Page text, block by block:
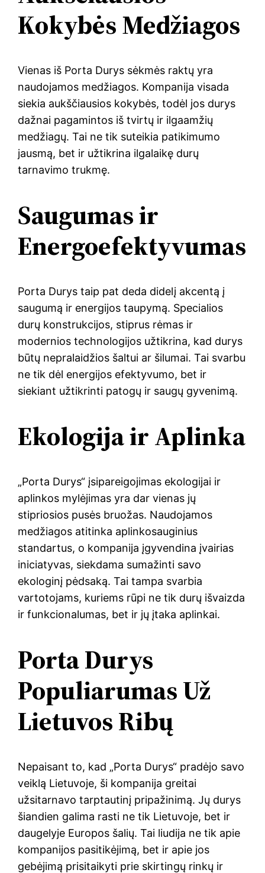
Kokybės Medžiagos
Vienas iš Porta Durys sėkmės raktų yra
naudojamos medžiagos. Kompanija visada
siekia aukščiausios kokybės, todėl jos durys
dažnai pagamintos iš tvirtų ir ilgaamžių
medžiagų. Tai ne tik suteikia patikimumo
jausmą, bet ir užtikrina ilgalaikę durų
tarnavimo trukmę.
Saugumas ir
Energoefektyvumas
Porta Durys taip pat deda didelį akcentą į
saugumą ir energijos taupymą. Specialios
durų konstrukcijos, stiprus rėmas ir
modernios technologijos užtikrina, kad durys
būtų nepralaidžios šaltui ar šilumai. Tai svarbu
ne tik dėl energijos efektyvumo, bet ir
siekiant užtikrinti patogų ir saugų gyvenimą.
Ekologija ir Aplinka
„Porta Durys“ įsipareigojimas ekologijai ir
aplinkos mylėjimas yra dar vienas jų
stipriosios pusės bruožas. Naudojamos
medžiagos atitinka aplinkosauginius
standartus, o kompanija įgyvendina įvairias
iniciatyvas, siekdama sumažinti savo
ekologinį pėdsaką. Tai tampa svarbia
vartotojams, kuriems rūpi ne tik durų išvaizda
ir funkcionalumas, bet ir jų įtaka aplinkai.
Porta Durys
Populiarumas Už
Lietuvos Ribų
Nepaisant to, kad „Porta Durys“ pradėjo savo
veiklą Lietuvoje, ši kompanija greitai
užsitarnavo tarptautinį pripažinimą. Jų durys
šiandien galima rasti ne tik Lietuvoje, bet ir
daugelyje Europos šalių. Tai liudija ne tik apie
kompanijos pasitikėjimą, bet ir apie jos
gebėjimą prisitaikyti prie skirtingų rinkų ir